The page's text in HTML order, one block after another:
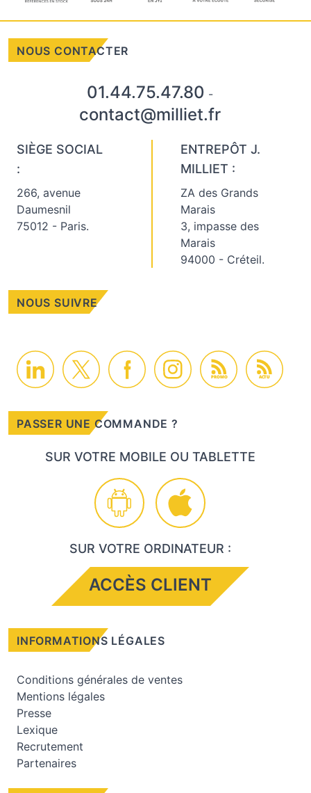
NOUS CONTACTER
01.44.75.47.80 -
contact@milliet.fr
SIÈGE SOCIAL
:
266, avenue
Daumesnil
75012 - Paris.
ENTREPÔT J.
MILLIET :
ZA des Grands
Marais
3, impasse des
Marais
94000 - Créteil.
NOUS SUIVRE
PROMO ACTU
PASSER UNE COMMANDE ?
SUR VOTRE MOBILE OU TABLETTE
SUR VOTRE ORDINATEUR :
ACCÈS CLIENT
INFORMATIONS LÉGALES
Conditions générales de ventes
Mentions légales
Presse
Lexique
Recrutement
Partenaires